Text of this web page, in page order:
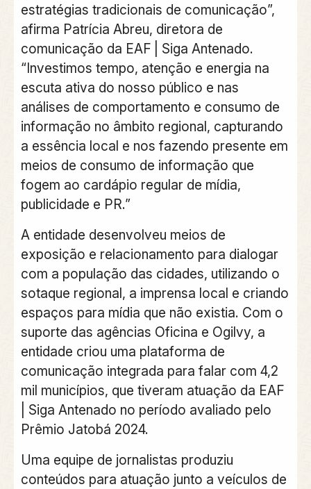
estratégias tradicionais de comunicação”,
afirma Patrícia Abreu, diretora de
comunicação da EAF | Siga Antenado.
“Investimos tempo, atenção e energia na
escuta ativa do nosso público e nas
análises de comportamento e consumo de
informação no âmbito regional, capturando
a essência local e nos fazendo presente em
meios de consumo de informação que
fogem ao cardápio regular de mídia,
publicidade e PR.”
A entidade desenvolveu meios de
exposição e relacionamento para dialogar
com a população das cidades, utilizando o
sotaque regional, a imprensa local e criando
espaços para mídia que não existia. Com o
suporte das agências Oficina e Ogilvy, a
entidade criou uma plataforma de
comunicação integrada para falar com 4,2
mil municípios, que tiveram atuação da EAF
| Siga Antenado no período avaliado pelo
Prêmio Jatobá 2024.
Uma equipe de jornalistas produziu
conteúdos para atuação junto a veículos de